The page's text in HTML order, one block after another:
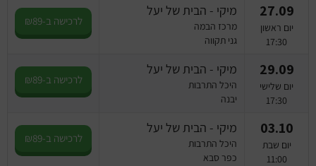
27.09
יום ראשון
17:30
מיקי - הבית של יעל
מרכז הבמה
גני תקווה
לרכישה ב-₪89
29.09
יום שלישי
17:30
מיקי - הבית של יעל
היכל התרבות
יבנה
לרכישה ב-₪89
03.10
יום שבת
11:00
מיקי - הבית של יעל
היכל התרבות
כפר סבא
לרכישה ב-₪89